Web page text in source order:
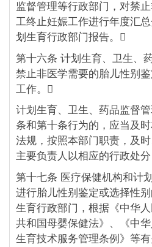
监督管理等行政部门，对禁
工终止妊娠工作进行年度汇
划生育行政部门报告。
第十六条 计划生育、卫生、
禁止非医学需要的胎儿性别
工作。
计划生育、卫生、药品监督
条和第十条行为的，应当及
法规，按照本部门职责，及
主要负责人以相应的行政处
第十七条 医疗保健机构和计
进行胎儿性别鉴定或选择性
生育行政部门，根据《中华
共和国母婴保健法》、《中
生育技术服务管理条例》等